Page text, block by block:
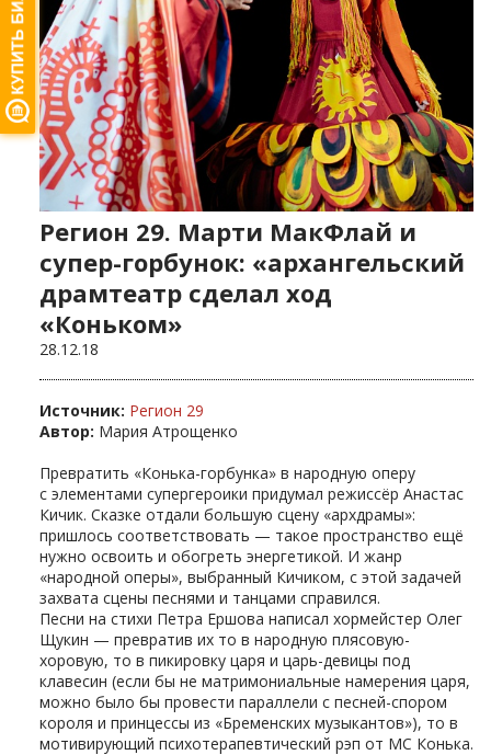
Регион 29. Марти МакФлай и
супер-горбунок: «архангельский
драмтеатр сделал ход
«Коньком»
28.12.18
Источник: Регион 29
Автор: Мария Атрощенко
Превратить «Конька-горбунка» в народную оперу
с элементами супергероики придумал режиссёр Анастас
Кичик. Сказке отдали большую сцену «архдрамы»:
пришлось соответствовать — такое пространство ещё
нужно освоить и обогреть энергетикой. И жанр
«народной оперы», выбранный Кичиком, с этой задачей
захвата сцены песнями и танцами справился.
Песни на стихи Петра Ершова написал хормейстер Олег
Щукин — превратив их то в народную плясовую-
хоровую, то в пикировку царя и царь-девицы под
клавесин (если бы не матримониальные намерения царя,
можно было бы провести параллели с песней-спором
короля и принцессы из «Бременских музыкантов»), то в
мотивирующий психотерапевтический рэп от МС Конька.